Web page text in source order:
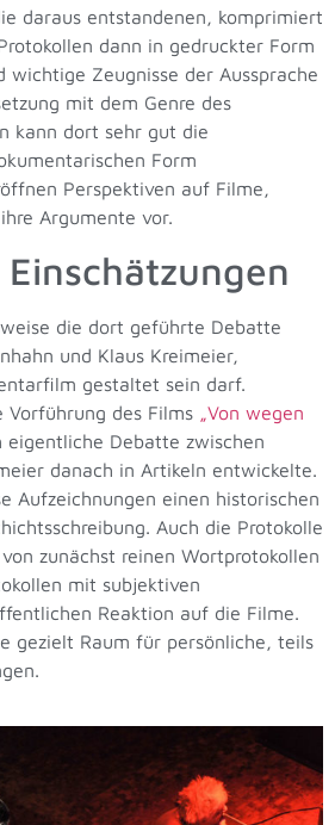
daraus entstandenen, komprimiert
dann in gedruckter Form
wichtige Zeugnisse der Aussprache
mit dem Genre des
kann dort sehr gut die
Form
Perspektiven auf Filme,
Argumente vor.
die dort geführte Debatte
und Klaus Kreimeier,
gestaltet sein darf.
Vorführung des Films „Von wegen
eigentliche Debatte zwischen
danach in Artikeln entwickelte.
Aufzeichnungen einen historischen
Auch die Protokolle
zunächst reinen Wortprotokollen
mit subjektiven
Reaktion auf die Filme.
gezielt Raum für persönliche, teils